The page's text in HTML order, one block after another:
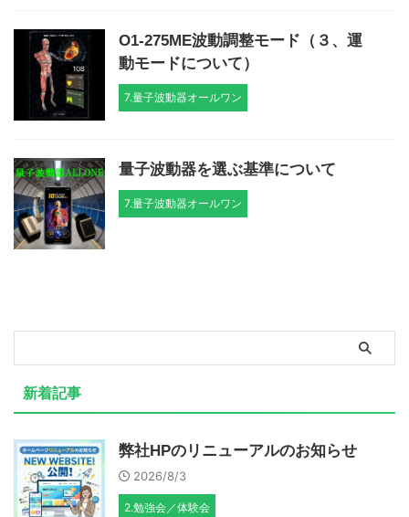
O1-275ME波動調整モード（３、運
動モードについて）
7.量子波動器オールワン
量子波動器を選ぶ基準について
7.量子波動器オールワン
新着記事
弊社HPのリニューアルのお知らせ
2026/8/3
2.勉強会／体験会